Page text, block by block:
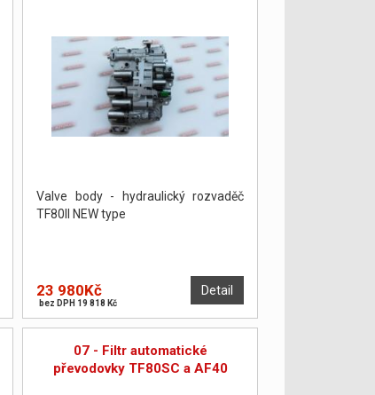
Valve body - hydraulický rozvaděč
TF80II NEW type
Detail
23 980Kč
bez DPH 19 818 Kč
07 - Filtr automatické
převodovky TF80SC a AF40